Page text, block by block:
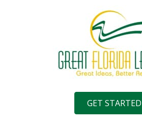
GET STARTED